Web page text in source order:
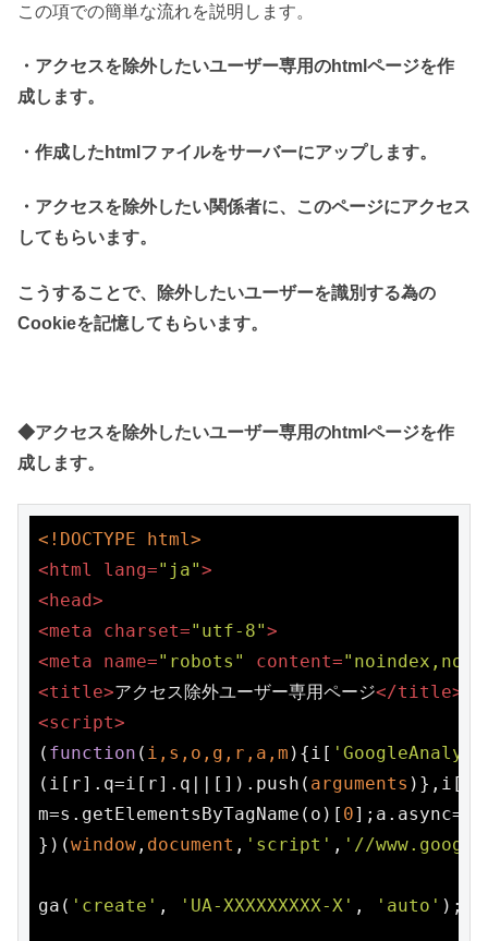
この項での簡単な流れを説明します。
・アクセスを除外したいユーザー専用のhtmlページを作
成します。
・作成したhtmlファイルをサーバーにアップします。
・アクセスを除外したい関係者に、このページにアクセス
してもらいます。
こうすることで、除外したいユーザーを識別する為の
Cookieを記憶してもらいます。
◆アクセスを除外したいユーザー専用のhtmlページを作
成します。
<!DOCTYPE html>
<html lang="ja">
<head>
<meta charset="utf-8">
<meta name="robots" content=
<title>アクセス除外ユーザー専用ページ</title>
<script>
( function ( i,s,o,g,r,a,m ) {i[
(i[r].q=i[r].q||[]).push( arguments
m=s.getElementsByTagName(o)[ 0];a.async=
})(window , document , 'script' , '//
ga( 'create' , 'UA-XXXXXXXXX-X' , 'auto' );